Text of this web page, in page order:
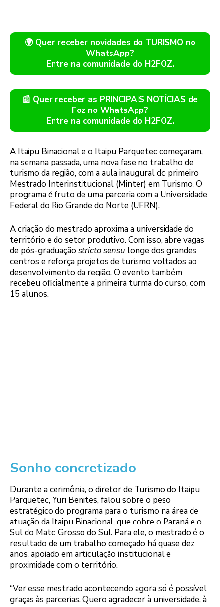
🌍 Quer receber novidades do TURISMO no
WhatsApp?
Entre na comunidade do H2FOZ.
📰 Quer receber as PRINCIPAIS NOTÍCIAS de
Foz no WhatsApp?
Entre na comunidade do H2FOZ.
A Itaipu Binacional e o Itaipu Parquetec começaram,
na semana passada, uma nova fase no trabalho de
turismo da região, com a aula inaugural do primeiro
Mestrado Interinstitucional (Minter) em Turismo. O
programa é fruto de uma parceria com a Universidade
Federal do Rio Grande do Norte (UFRN).
A criação do mestrado aproxima a universidade do
território e do setor produtivo. Com isso, abre vagas
de pós-graduação stricto sensu longe dos grandes
centros e reforça projetos de turismo voltados ao
desenvolvimento da região. O evento também
recebeu oficialmente a primeira turma do curso, com
15 alunos.
Sonho concretizado
Durante a cerimônia, o diretor de Turismo do Itaipu
Parquetec, Yuri Benites, falou sobre o peso
estratégico do programa para o turismo na área de
atuação da Itaipu Binacional, que cobre o Paraná e o
Sul do Mato Grosso do Sul. Para ele, o mestrado é o
resultado de um trabalho começado há quase dez
anos, apoiado em articulação institucional e
proximidade com o território.
“Ver esse mestrado acontecendo agora só é possível
graças às parcerias. Quero agradecer à universidade, à